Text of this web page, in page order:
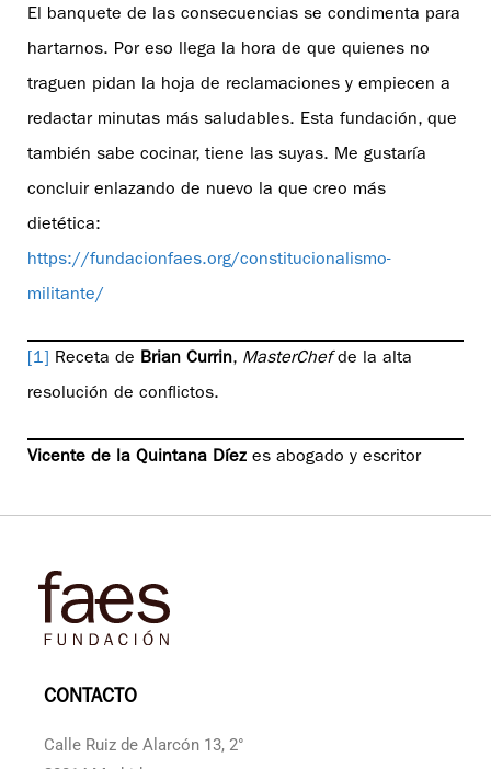
El banquete de las consecuencias se condimenta para
hartarnos. Por eso llega la hora de que quienes no
traguen pidan la hoja de reclamaciones y empiecen a
redactar minutas más saludables. Esta fundación, que
también sabe cocinar, tiene las suyas. Me gustaría
concluir enlazando de nuevo la que creo más
dietética:
https://fundacionfaes.org/constitucionalismo-
militante/
[1] Receta de Brian Currin, MasterChefde la alta
resolución de conflictos.
Vicente de la Quintana Díez es abogado y escritor
CONTACTO
Calle Ruiz de Alarcón 13, 2°